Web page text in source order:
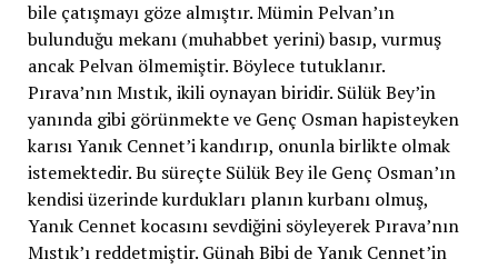
bile çatışmayı göze almıştır. Mümin Pelvan’ın
bulunduğu mekanı (muhabbet yerini) basıp, vurmuş
ancak Pelvan ölmemiştir. Böylece tutuklanır.
Pırava’nın Mıstık, ikili oynayan biridir. Sülük Bey’in
yanında gibi görünmekte ve Genç Osman hapisteyken
karısı Yanık Cennet’i kandırıp, onunla birlikte olmak
istemektedir. Bu süreçte Sülük Bey ile Genç Osman’ın
kendisi üzerinde kurdukları planın kurbanı olmuş,
Yanık Cennet kocasını sevdiğini söyleyerek Pırava’nın
Mıstık’ı reddetmiştir. Günah Bibi de Yanık Cennet’in